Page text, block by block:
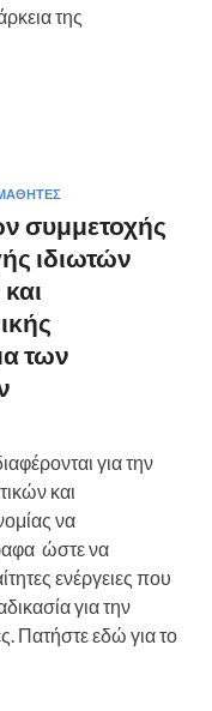
της
συμμετοχής
ιδιωτών
των
για την
και
να
ώστε να
ενέργειες που
για την
Πατήστε εδώ για το